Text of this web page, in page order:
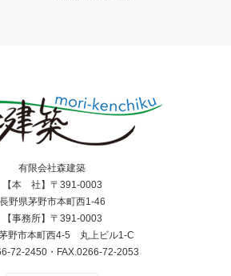
有限会社森建築
【本 社】〒391-0003
長野県茅野市本町西1-46
【事務所】〒391-0003
野市本町西4-5 丸上ビル1-C
72-2450・FAX.0266-72-2053